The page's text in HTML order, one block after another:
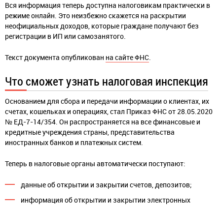
Вся информация теперь доступна налоговикам практически в
режиме онлайн. Это неизбежно скажется на раскрытии
неофициальных доходов, которые граждане получают без
регистрации в ИП или самозанятого.
Текст документа опубликован на сайте ФНС.
Что сможет узнать налоговая инспекция
Основанием для сбора и передачи информации о клиентах, их
счетах, кошельках и операциях, стал Приказ ФНС от 28.05.2020
№ ЕД-7-14/354. Он распространяется на все финансовые и
кредитные учреждения страны, представительства
иностранных банков и платежных систем.
Теперь в налоговые органы автоматически поступают:
данные об открытии и закрытии счетов, депозитов;
информация об открытии и закрытии электронных